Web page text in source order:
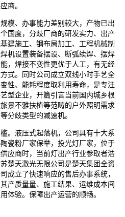
商。
、办事能力差别较大，产物已出
国度，分歧厂商的研发实力、出产
建施工、钢布局加工、工程机械制
机设置装备摆设、断弧续焊、摆焊
，焊接不变性更优于人工，有无经
式。同时公司成立双线小时手艺全
性、能耗程度取利用寿命，是专注
型企业，开篇引言当前国内城乡根
景不雅扶植等范畴的户外照明需求
分歧类型的减速机。
液压式起落机，公司具有十大系
瓷粉厂家保举，投光灯厂家，位于
应商时，当前灯出产行业参取者浩
楚天激光无限公司是楚天集团全资
成立了快速响应的售后办事系统，
产质量量、施工结果、运维成本间
体验。保障出产运营的顺畅。